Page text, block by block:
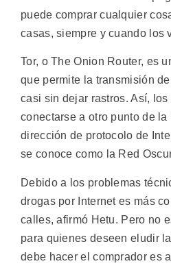
puede comprar cualquier
casas, siempre y cuando los
Tor, o The Onion Router, es
que permite la transmisión
casi sin dejar rastros. Así,
conectarse a otro punto de la
dirección de protocolo de
se conoce como la Red
Debido a los problemas
drogas por Internet es más
calles, afirmó Hetu. Pero no
para quienes deseen eludir
debe hacer el comprador es